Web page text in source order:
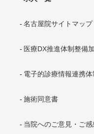
名古屋院サイトマップ
医療DX推進体制整備
電子的診療情報連携
施術同意書
当院へのご意見・ご感